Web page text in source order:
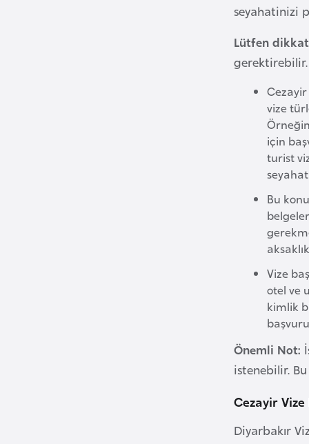
seyahatinizi
Lütfen
gerektirebilir.
vize
için
turist
Bu
Vize
otel ve
kimlik
Önemli Not:
istenebilir.
Cezayir
Diyarbakır